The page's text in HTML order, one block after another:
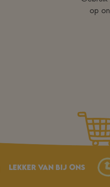
op
Lekker van bij ons